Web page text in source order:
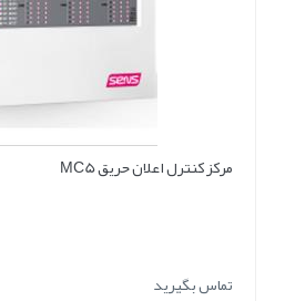
مرکز کنترل اعلان حریق MC5
تماس بگیرید